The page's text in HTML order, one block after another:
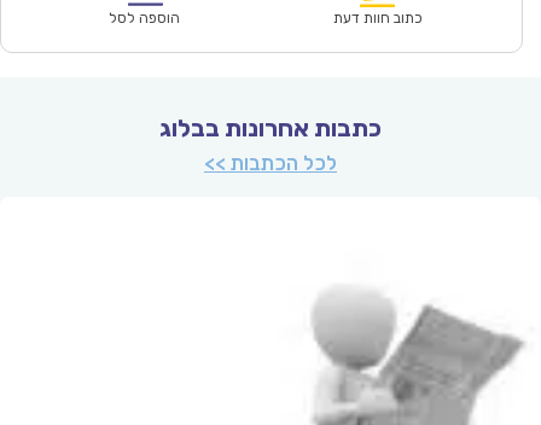
₪67.00.
כתוב חוות דעת הוספה לסל
כתבות אחרונות בבלוג
לכל הכתבות >>